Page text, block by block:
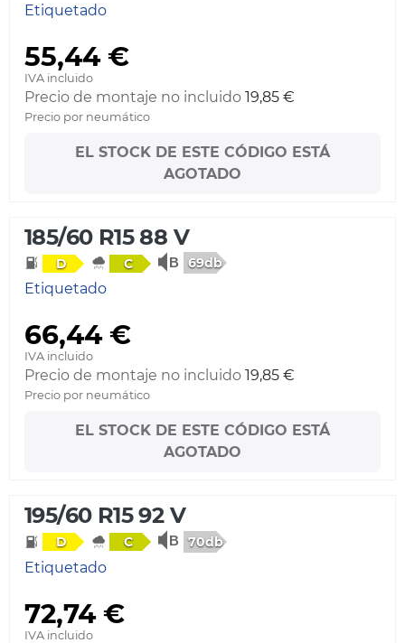
Etiquetado
55,44 €
IVA incluido
Precio de montaje no incluido 19,85 €
Precio por neumático
EL STOCK DE ESTE CÓDIGO ESTÁ
AGOTADO
185/60 R15 88 V
D C 69db
Etiquetado
66,44 €
IVA incluido
Precio de montaje no incluido 19,85 €
Precio por neumático
EL STOCK DE ESTE CÓDIGO ESTÁ
AGOTADO
195/60 R15 92 V
D C 70db
Etiquetado
72,74 €
IVA incluido